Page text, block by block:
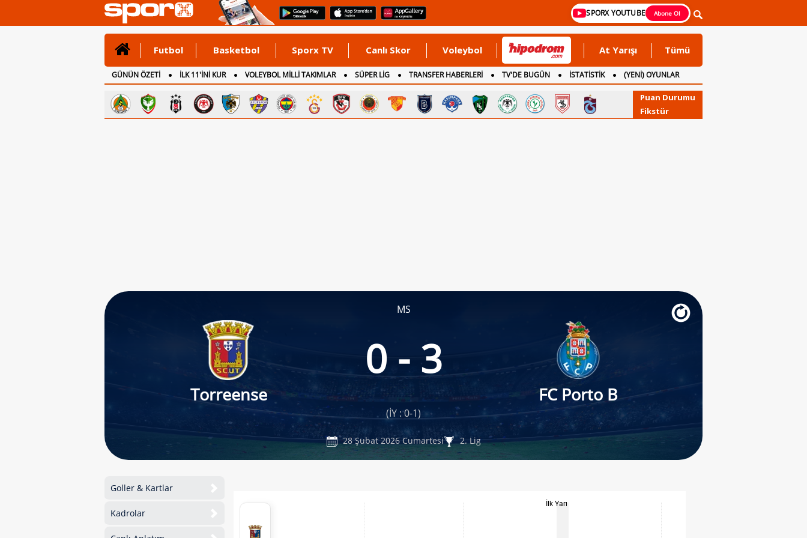
SPORX YOUTUBE Abone Ol
Futbol Basketbol Sporx TV Canlı Skor Voleybol At Yarışı Tümü
GÜNÜN ÖZETİ İLK 11'İNİ KUR VOLEYBOL MİLLİ TAKIMLAR SÜPER LİG TRANSFER HABERLERİ TV'DE BUGÜN İSTATİSTİK
(YENİ) OYUNLAR
CANLI ANLATIM
İNGİLTERE
Puan Durumu
Fikstür
MS
Torreense
0 - 3
FC Porto B
(İY : 0-1)
28 Şubat 2026 Cumartesi 2. Lig
Goller & Kartlar
Kadrolar
İlk Yarı